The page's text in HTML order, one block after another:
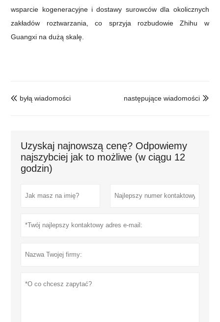
wsparcie kogeneracyjne i dostawy surowców dla okolicznych
zakładów roztwarzania, co sprzyja rozbudowie Zhihu w
Guangxi na dużą skalę.
 byłą wiadomości 
następujące wiadomości
Uzyskaj najnowszą cenę? Odpowiemy
najszybciej jak to możliwe (w ciągu 12
godzin)